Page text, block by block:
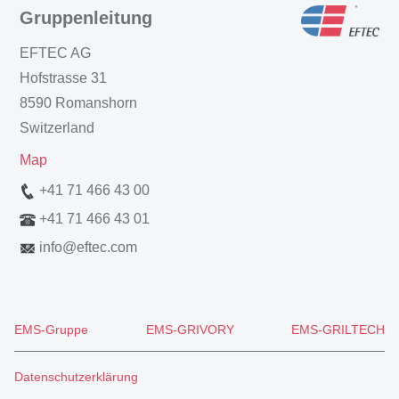
Gruppenleitung
EFTEC AG
Hofstrasse 31
8590 Romanshorn
Switzerland
Map
+41 71 466 43 00
+41 71 466 43 01
info@eftec.com
EMS-Gruppe EMS-GRIVORY EMS-GRILTECH
Datenschutzerklärung